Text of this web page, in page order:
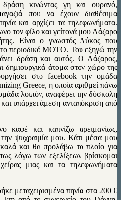
δράση κινώντας γη και ουρανό,
που να έχουν διαθέσιμα
και αρχίζει τα τηλεφωνήματα.
τον φίλο και γείτονά μου Λάζαρο
Είναι ο γνωστός Λύκος που
περιοδικό ΜΟΤΟ. Του εξηγώ την
δράση και αυτός. Ο Λάζαρος,
δημιουργικά άτομα στον χώρο της
στο facebook την ομάδα
Greece, η οποία αριθμεί πάνω
λοιπόν, αναφέρει την δύσκολη
υπάρχει άμεση ανταπόκριση από
καφέ και καπνίζω αρειμανίως,
ψυχραιμία μου. Κάτι μέσα μου
και θα προλάβω το πλοίο για
λόγω των εξελίξεων βρίσκομαι
μιας και τα τηλεφωνήματα
μεταχειρισμένα πηνία στα 200 €